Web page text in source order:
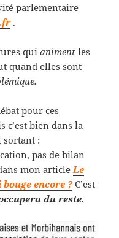
parlementaire
.
quianiment les
quand elles sont
pour ces
c’est bien dans la
sortant :
pas de bilan
mon articleLe
encore ?C’est
du reste.